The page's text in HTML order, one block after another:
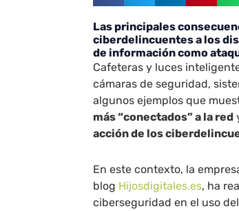
Las principales
ciberdelincuentes a los
de información como
Cafeteras y luces
cámaras de seguridad,
algunos ejemplos que
más “conectados” a la red
acción de los
En este contexto, la
blog Hijosdigitales.es, ha
ciberseguridad en el uso